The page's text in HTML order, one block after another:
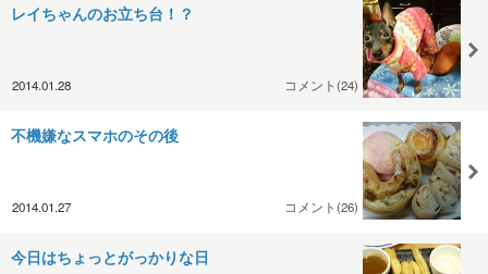
レイちゃんのお立ち台！？
2014.01.28 コメント(24)
不機嫌なスマホのその後
2014.01.27 コメント(26)
今日はちょっとがっかりな日